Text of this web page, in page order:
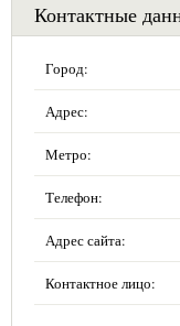
Контактные
Город:
Адрес:
Метро:
Телефон:
Адрес сайта:
Контактное лицо: